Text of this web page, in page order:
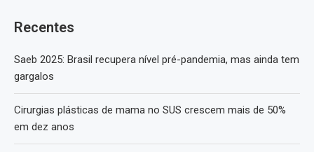
Recentes
Saeb 2025: Brasil recupera nível pré-pandemia, mas ainda tem
gargalos
Cirurgias plásticas de mama no SUS crescem mais de 50%
em dez anos